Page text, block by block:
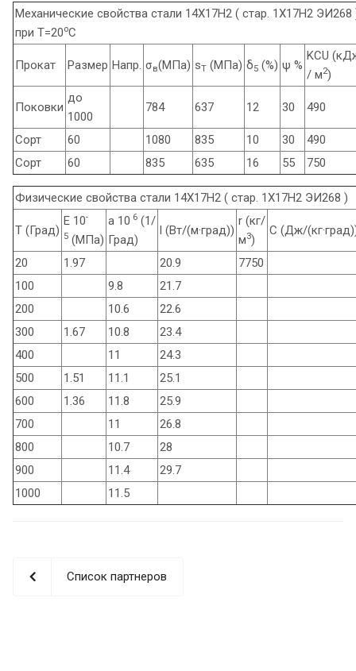
Механические свойства стали 14Х17Н2 ( стар. 1Х17Н2 ЭИ268
при Т=20oС
Прокат Размер Напр. σв(МПа) sT (МПа) δ5 (%) ψ %
KCU
/ м2)
Поковки
до
1000
784 637 12 30 490
Сорт 60 1080 835 10 30
490
Сорт
60 835 635 16 55 750
Физические свойства стали 14Х17Н2 ( стар. 1Х17Н2 ЭИ268 )
T (Град)
E 10-
5 (МПа)
a 10 6 (1/
Град)
l (Вт/(м·град))
r (кг/
м3)
C (Дж/
20 1.97 20.9
7750
100
9.8
21.7
200
10.6
22.6
300
1.67 10.8
23.4
400
11
24.3
500
1.51 11.1
25.1
600
1.36 11.8
25.9
700
11
26.8
800
10.7
28
900
11.4
29.7
1000
11.5
Список партнеров